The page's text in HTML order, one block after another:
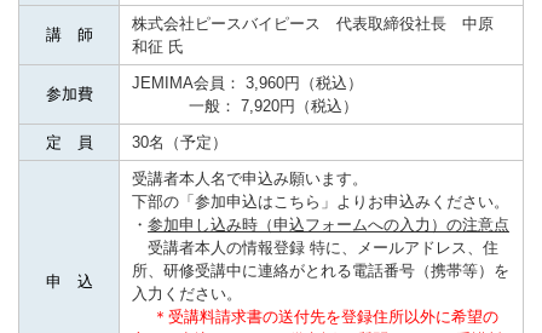
講 師
株式会社ピースバイピース 代表取締役社長 中原
和征 氏
参加費
JEMIMA会員： 3,960円（税込）
一般： 7,920円（税込）
定 員
30名（予定）
申 込
受講者本人名で申込み願います。
下部の「参加申込はこちら」よりお申込みください。
・ 参加申し込み時（申込フォームへの入力）の注意点
受講者本人の情報登録 特に、メールアドレス、住
所、研修受講中に連絡がとれる電話番号（携帯等）を
入力ください。
＊受講料請求書の送付先を登録住所以外に希望の